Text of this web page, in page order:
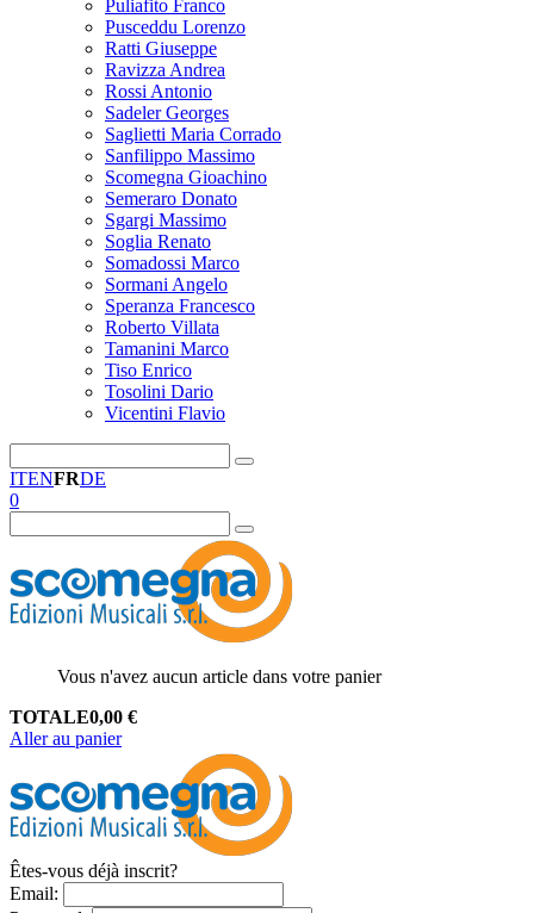
Puliafito Franco
Pusceddu Lorenzo
Ratti Giuseppe
Ravizza Andrea
Rossi Antonio
Sadeler Georges
Saglietti Maria Corrado
Sanfilippo Massimo
Scomegna Gioachino
Semeraro Donato
Sgargi Massimo
Soglia Renato
Somadossi Marco
Sormani Angelo
Speranza Francesco
Roberto Villata
Tamanini Marco
Tiso Enrico
Tosolini Dario
Vicentini Flavio
ITENFRDE
0
Vous n'avez aucun article dans votre panier
TOTALE0,00 €
Aller au panier
Êtes-vous déjà inscrit?
Email: